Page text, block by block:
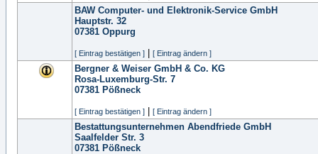
BAW Computer- und Elektronik-Service GmbH
Hauptstr. 32
07381 Oppurg
[ Eintrag bestätigen ] [ Eintrag ändern ]
Bergner & Weiser GmbH & Co. KG
Rosa-Luxemburg-Str. 7
07381 Pößneck
[ Eintrag bestätigen ] [ Eintrag ändern ]
Bestattungsunternehmen Abendfriede GmbH
Saalfelder Str. 3
07381 Pößneck